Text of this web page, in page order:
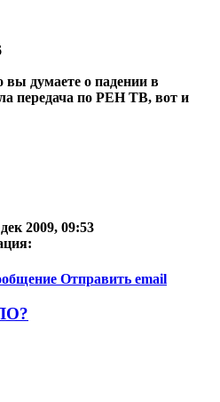
вы думаете о падении в
передача по РЕН ТВ, вот и
2009, 09:53
Отправить email